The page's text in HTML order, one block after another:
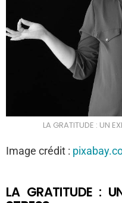
LA GRATITUDE : UN
Image crédit :
LA GRATITUDE :